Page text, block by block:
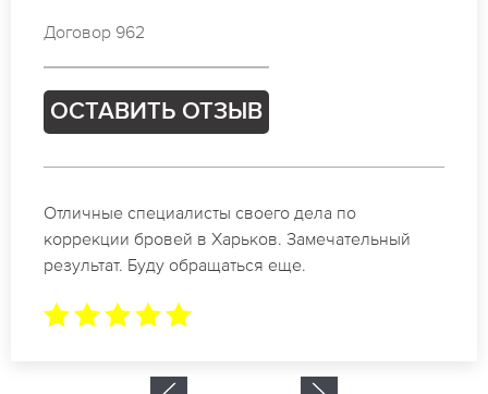
Договор 069
ОСТАВИТЬ ОТЗЫВ
Спасибо огромное. Заказывала татуаж на свадьбу
в Харьков. За 2 часа все было сделано.